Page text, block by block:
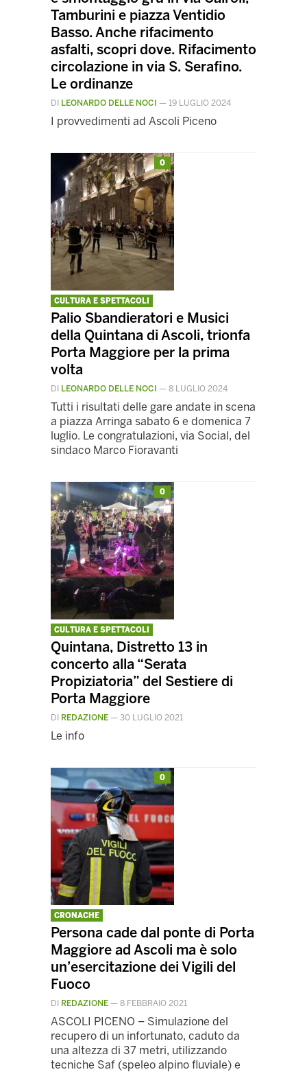
Tamburini e piazza Ventidio
Basso. Anche rifacimento
asfalti, scopri dove. Rifacimento
circolazione in via S. Serafino.
Le ordinanze
DI LEONARDO DELLE NOCI — 19 LUGLIO 2024
I provvedimenti ad Ascoli Piceno
0
CULTURA E SPETTACOLI
Palio Sbandieratori e Musici
della Quintana di Ascoli, trionfa
Porta Maggiore per la prima
volta
DI LEONARDO DELLE NOCI — 8 LUGLIO 2024
Tutti i risultati delle gare andate in scena
a piazza Arringa sabato 6 e domenica 7
luglio. Le congratulazioni, via Social, del
sindaco Marco Fioravanti
0
CULTURA E SPETTACOLI
Quintana, Distretto 13 in
concerto alla “Serata
Propiziatoria” del Sestiere di
Porta Maggiore
DI REDAZIONE — 30 LUGLIO 2021
Le info
0
CRONACHE
Persona cade dal ponte di Porta
Maggiore ad Ascoli ma è solo
un’esercitazione dei Vigili del
Fuoco
DI REDAZIONE — 8 FEBBRAIO 2021
ASCOLI PICENO – Simulazione del
recupero di un infortunato, caduto da
una altezza di 37 metri, utilizzando
tecniche Saf (speleo alpino fluviale) e